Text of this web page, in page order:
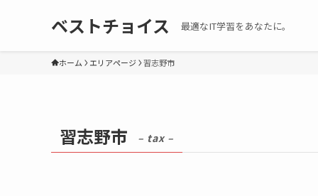
ベストチョイス 最適なIT学習をあなたに。
ホーム エリアページ 習志野市
習志野市 – tax –